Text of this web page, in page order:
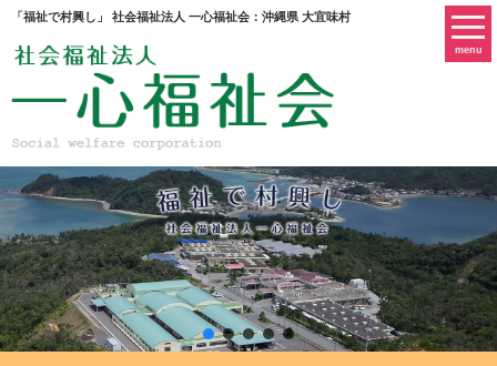
「福祉で村興し」 社会福祉法人 一心福祉会：沖縄県 大宜味村
menu